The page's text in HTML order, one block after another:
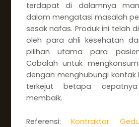
terdapat di dalamnya
dalam mengatasi masalah
sesak nafas. Produk ini telah
oleh para ahli kesehatan
pilihan utama para
Cobalah untuk
dengan menghubungi kontak
terkejut betapa
membaik.
Referensi:Kontraktor